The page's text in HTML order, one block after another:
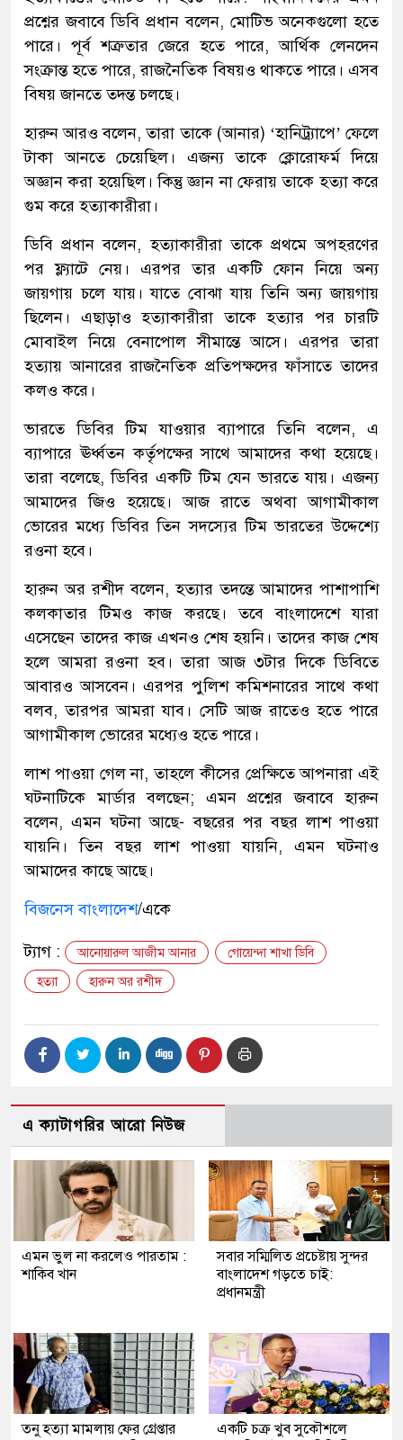
প্রশ্নের জবাবে ডিবি প্রধান বলেন, মোটিভ অনেকগুলো হতে
পারে। পূর্ব শত্রুতার জেরে হতে পারে, আর্থিক লেনদেন
সংক্রান্ত হতে পারে, রাজনৈতিক বিষয়ও থাকতে পারে। এসব
বিষয় জানতে তদন্ত চলছে।
হারুন আরও বলেন, তারা তাকে (আনার) ‘হানিট্র্যাপে’ ফেলে
টাকা আনতে চেয়েছিল। এজন্য তাকে ক্লোরোফর্ম দিয়ে
অজ্ঞান করা হয়েছিল। কিন্তু জ্ঞান না ফেরায় তাকে হত্যা করে
গুম করে হত্যাকারীরা।
ডিবি প্রধান বলেন, হত্যাকারীরা তাকে প্রথমে অপহরণের
পর ফ্ল্যাটে নেয়। এরপর তার একটি ফোন নিয়ে অন্য
জায়গায় চলে যায়। যাতে বোঝা যায় তিনি অন্য জায়গায়
ছিলেন। এছাড়াও হত্যাকারীরা তাকে হত্যার পর চারটি
মোবাইল নিয়ে বেনাপোল সীমান্তে আসে। এরপর তারা
হত্যায় আনারের রাজনৈতিক প্রতিপক্ষদের ফাঁসাতে তাদের
কলও করে।
ভারতে ডিবির টিম যাওয়ার ব্যাপারে তিনি বলেন, এ
ব্যাপারে ঊর্ধ্বতন কর্তৃপক্ষের সাথে আমাদের কথা হয়েছে।
তারা বলেছে, ডিবির একটি টিম যেন ভারতে যায়। এজন্য
আমাদের জিও হয়েছে। আজ রাতে অথবা আগামীকাল
ভোরের মধ্যে ডিবির তিন সদস্যের টিম ভারতের উদ্দেশ্যে
রওনা হবে।
হারুন অর রশীদ বলেন, হত্যার তদন্তে আমাদের পাশাপাশি
কলকাতার টিমও কাজ করছে। তবে বাংলাদেশে যারা
এসেছেন তাদের কাজ এখনও শেষ হয়নি। তাদের কাজ শেষ
হলে আমরা রওনা হব। তারা আজ ৩টার দিকে ডিবিতে
আবারও আসবেন। এরপর পুলিশ কমিশনারের সাথে কথা
বলব, তারপর আমরা যাব। সেটি আজ রাতেও হতে পারে
আগামীকাল ভোরের মধ্যেও হতে পারে।
লাশ পাওয়া গেল না, তাহলে কীসের প্রেক্ষিতে আপনারা এই
ঘটনাটিকে মার্ডার বলছেন; এমন প্রশ্নের জবাবে হারুন
বলেন, এমন ঘটনা আছে- বছরের পর বছর লাশ পাওয়া
যায়নি। তিন বছর লাশ পাওয়া যায়নি, এমন ঘটনাও
আমাদের কাছে আছে।
বিজনেস বাংলাদেশ/একে
ট্যাগ : আনোয়ারুল আজীম আনার
গোয়েন্দা শাখা ডিবি
হত্যা
হারুন অর রশীদ
এ ক্যাটাগরির আরো নিউজ
এমন ভুল না করলেও পারতাম :
শাকিব খান
সবার সম্মিলিত প্রচেষ্টায় সুন্দর
বাংলাদেশ গড়তে চাই:
প্রধানমন্ত্রী
তনু হত্যা মামলায় ফের গ্রেপ্তার
একটি চক্র খুব সুকৌশলে